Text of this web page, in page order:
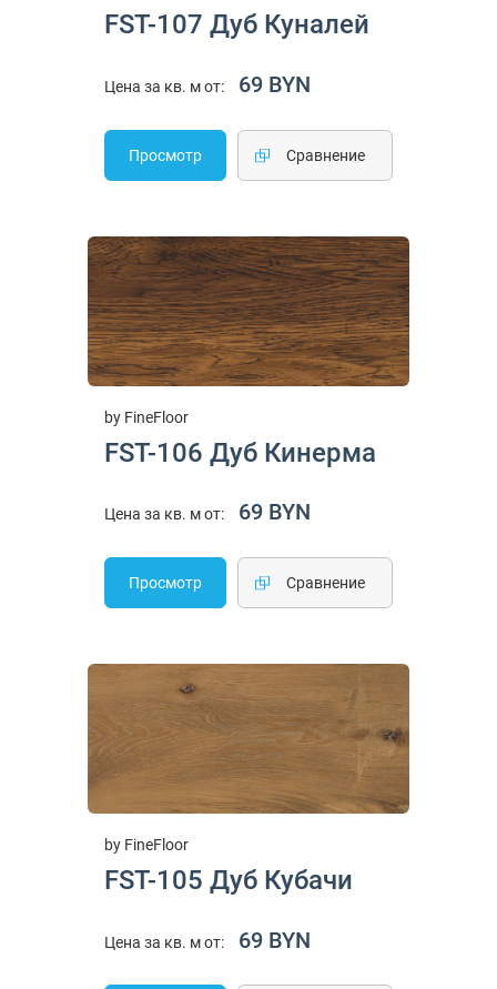
FST-107 Дуб Куналей
Цена за кв. м от: 69 BYN
Просмотр Cравнение
by FineFloor
FST-106 Дуб Кинерма
Цена за кв. м от: 69 BYN
Просмотр Cравнение
by FineFloor
FST-105 Дуб Кубачи
Цена за кв. м от: 69 BYN